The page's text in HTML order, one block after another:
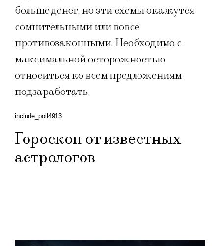
больше денег, но эти схемы окажутся
сомнительными или вовсе
противозаконными. Необходимо с
максимальной осторожностью
относиться ко всем предложениям
подзаработать.
include_poll4913
Гороскоп от известных
астрологов